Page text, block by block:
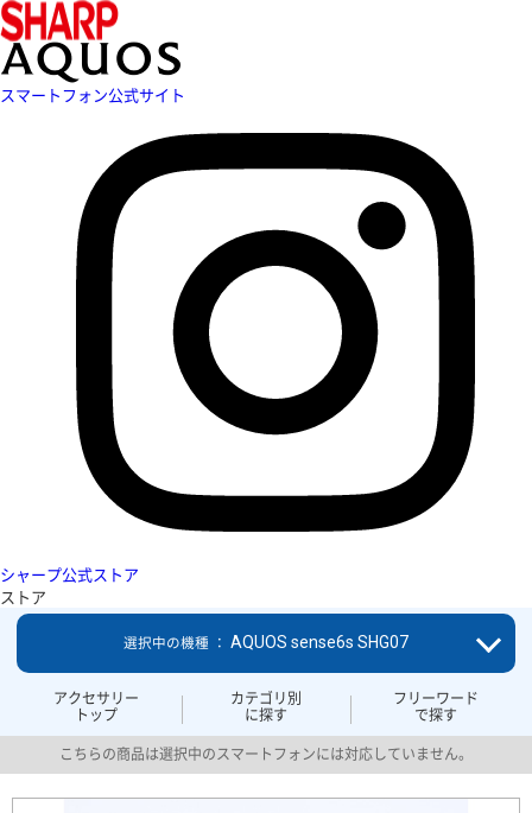
スマートフォン公式サイト
シャープ公式ストア
ストア
アクセサリー
トップ
カテゴリ別
に探す
フリーワード
で探す
選択中の機種 ： AQUOS sense6s SHG07
こちらの商品は選択中のスマートフォンには対応していません。